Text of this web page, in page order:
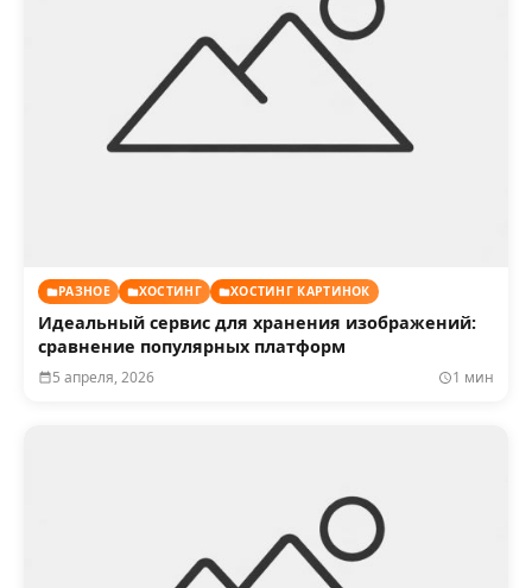
РАЗНОЕ ХОСТИНГ ХОСТИНГ КАРТИНОК
Идеальный сервис для хранения изображений:
сравнение популярных платформ
5 апреля, 2026 1 мин